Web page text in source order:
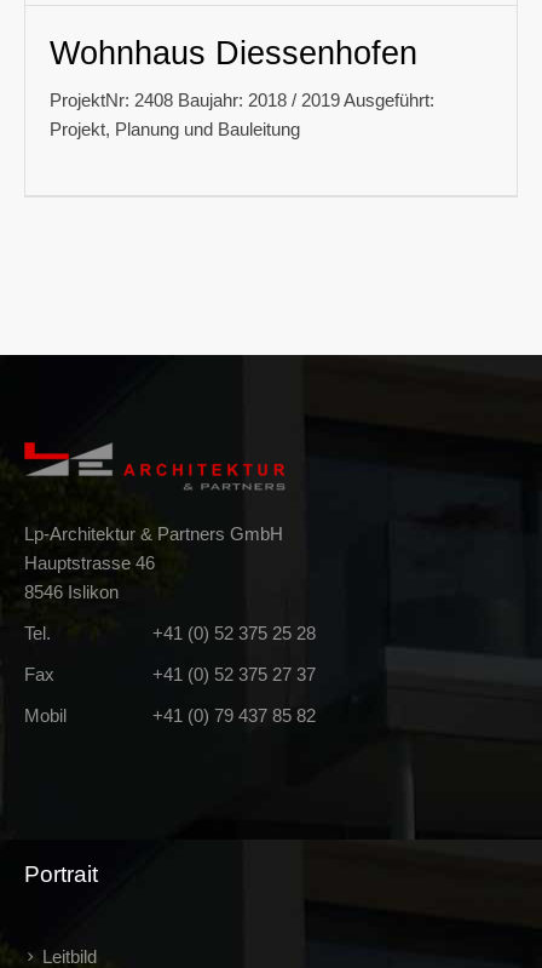
Wohnhaus Diessenhofen
ProjektNr: 2408 Baujahr: 2018 / 2019 Ausgeführt:
Projekt, Planung und Bauleitung
Lp-Architektur & Partners GmbH
Hauptstrasse 46
8546 Islikon
Tel.
+41 (0) 52 375 25 28
Fax
+41 (0) 52 375 27 37
Mobil
+41 (0) 79 437 85 82
Portrait
Leitbild